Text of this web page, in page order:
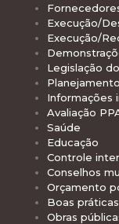
Execução/
Execução/
Legislação
Planejamento
Informações
Avaliação
Saúde
Educação
Controle
Conselhos
Orçamento
Boas práticas
Obras